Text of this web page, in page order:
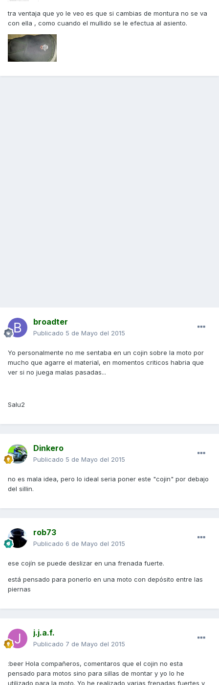
tra ventaja que yo le veo es que si cambias de montura no se va
con ella , como cuando el mullido se le efectua al asiento.
broadter
Publicado 5 de Mayo del 2015
Yo personalmente no me sentaba en un cojin sobre la moto por
mucho que agarre el material, en momentos criticos habria que
ver si no juega malas pasadas...
Salu2
Dinkero
Publicado 5 de Mayo del 2015
no es mala idea, pero lo ideal seria poner este "cojin" por debajo
del sillin.
rob73
Publicado 6 de Mayo del 2015
ese cojín se puede deslizar en una frenada fuerte.
está pensado para ponerlo en una moto con depósito entre las
piernas
j.j.a.f.
Publicado 7 de Mayo del 2015
:beer Hola compañeros, comentaros que el cojin no esta
pensado para motos sino para sillas de montar y yo lo he
utilizado para la moto. Yo he realizado varias frenadas fuertes y